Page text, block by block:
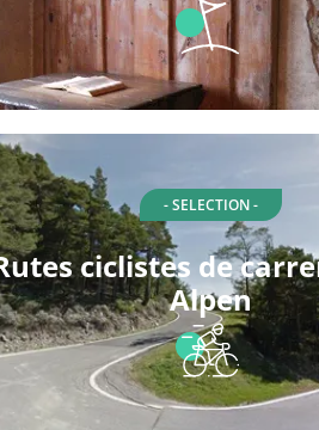
- SELECTION -
ciclistes de
Alpen